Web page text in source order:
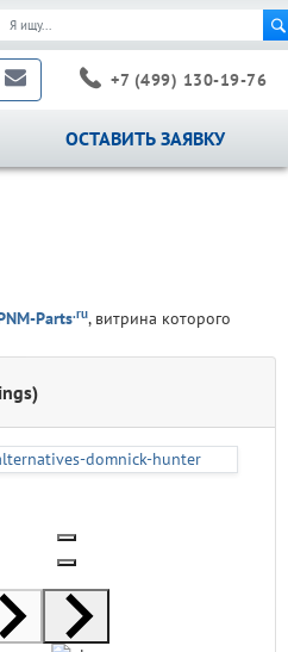
+7 (499) 130-19-76
ОСТАВИТЬ ЗАЯВКУ
Parts.ru, витрина которого